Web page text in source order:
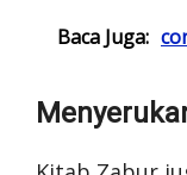
Baca Juga: